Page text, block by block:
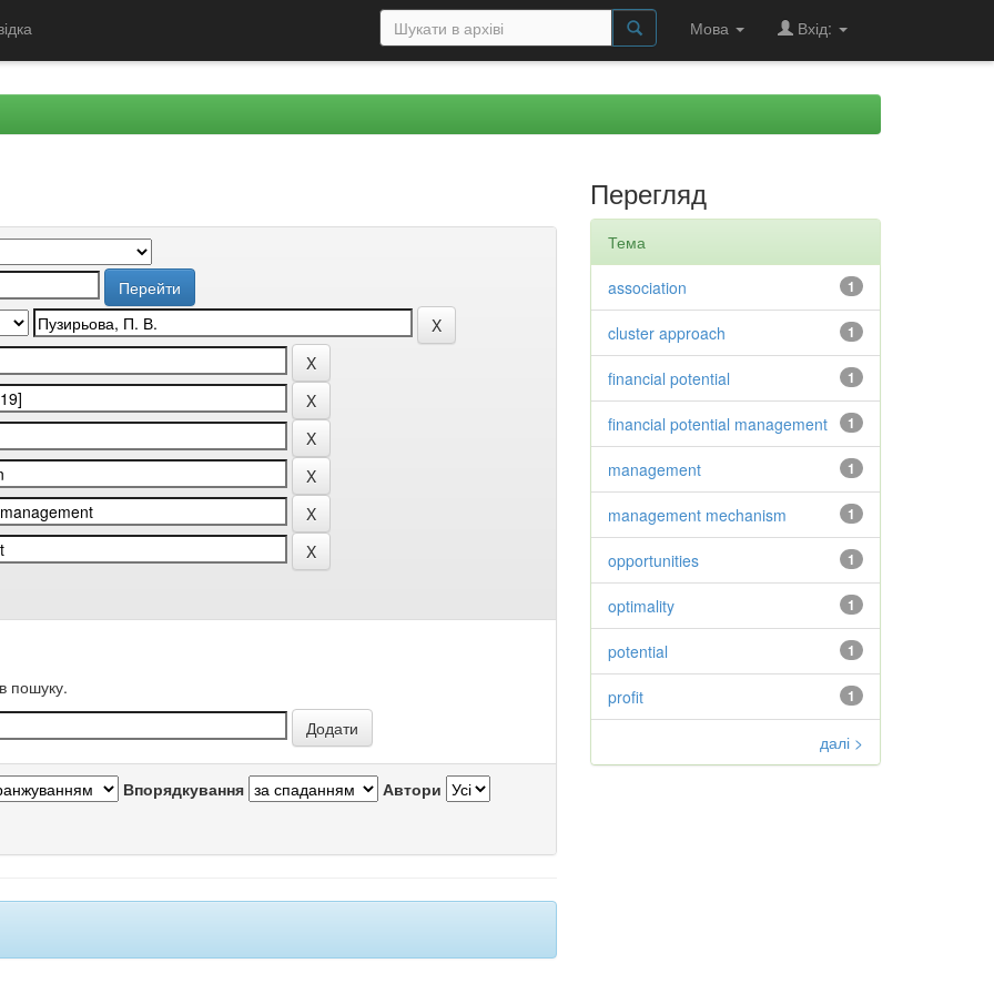
Мова Вхід:
пошуку.
Впорядкування Автори
Перегляд
Тема
1
association
1
cluster approach
1
financial potential
1
financial potential management
1
management
1
management mechanism
1
opportunities
1
optimality
1
potential
1
profit
далі >